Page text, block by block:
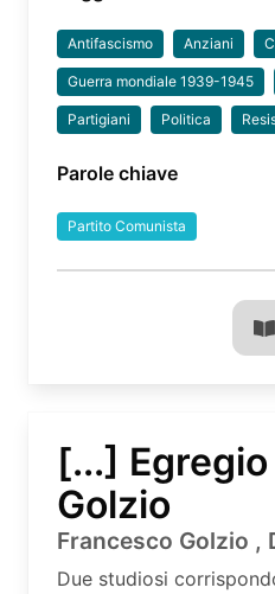
Antifascismo Anziani
Guerra mondiale 1939-1945
Partigiani Politica
Parole chiave
Partito Comunista
[...]
Golzio
Francesco Golzio ,
Due studiosi